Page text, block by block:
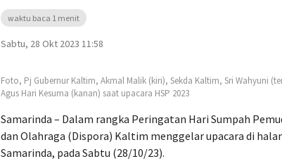
waktu baca 1 menit
Sabtu, 28 Okt 2023 11:58
Foto, Pj Gubernur Kaltim, Akmal Malik (kiri), Sekda Kaltim, Sri Wahyuni
Agus Hari Kesuma (kanan) saat upacara HSP 2023
Samarinda – Dalam rangka Peringatan Hari Sumpah
dan Olahraga (Dispora) Kaltim menggelar upacara di
Samarinda, pada Sabtu (28/10/23).